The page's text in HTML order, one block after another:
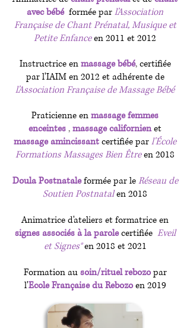
avec bébéformée parl'Association
Française de Chant Prénatal, Musique et
Petite Enfanceen 2011 et 2012
Instructrice enmassage bébé,certifiée
par l'IAIM en 2012 et adhérente de
l'Association Française de Massage Bébé
Praticienne enmassage femmes
enceintes,massage californienet
massage amincissantcertifiée parl'École
Formations Massages Bien Êtreen 2018
Doula Postnataleformée par leRéseau de
Soutien Postnatalen 2018
Animatrice d'ateliers et formatrice en
signes associés à la parolecertifiée Eveil
et Signes® en 2018 et 2021
Formation au soin/rituel rebozopar
l'Ecole Française du Rebozoen 2019